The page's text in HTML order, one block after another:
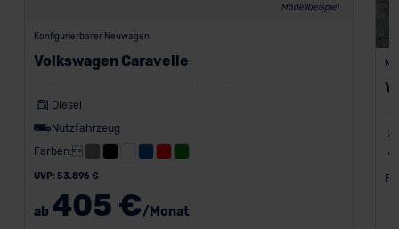
Modellbeispiel
Konfigurierbarer Neuwagen
Volkswagen Caravelle
Diesel
Nutzfahrzeug
Farben:
UVP: 53.896 €
ab 405 €/Monat